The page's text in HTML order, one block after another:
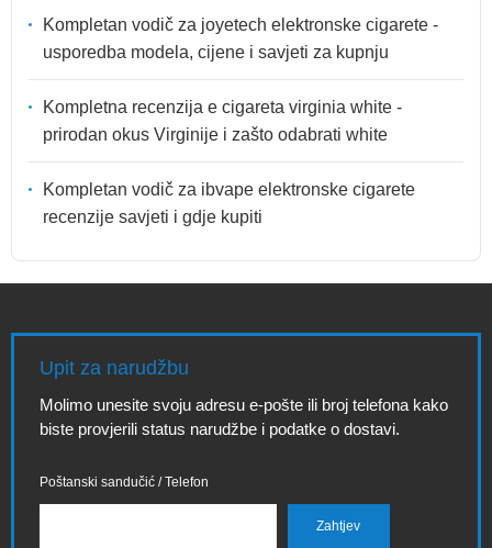
Kompletan vodič za joyetech elektronske cigarete -
usporedba modela, cijene i savjeti za kupnju
Kompletna recenzija e cigareta virginia white -
prirodan okus Virginije i zašto odabrati white
Kompletan vodič za ibvape elektronske cigarete
recenzije savjeti i gdje kupiti
Upit za narudžbu
Molimo unesite svoju adresu e-pošte ili broj telefona kako
biste provjerili status narudžbe i podatke o dostavi.
Poštanski sandučić / Telefon